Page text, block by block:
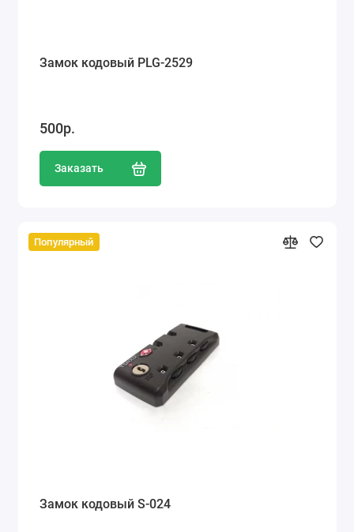
Замок кодовый PLG-2529
500р.
Заказать
Популярный
Замок кодовый S-024